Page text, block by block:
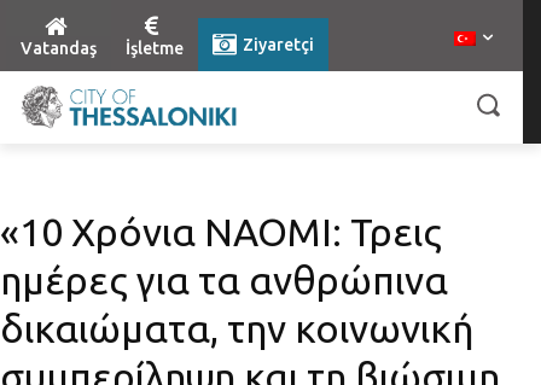
Vatandaş İşletme Ziyaretçi
«10 Χρόνια NAOMI: Τρεις
ημέρες για τα ανθρώπινα
δικαιώματα, την κοινωνική